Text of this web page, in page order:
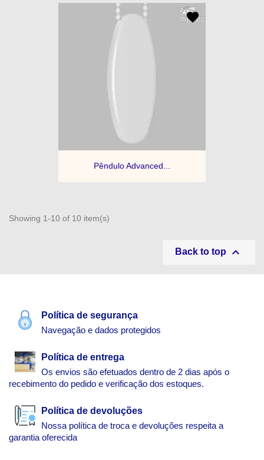
Pêndulo Advanced...
Showing 1-10 of 10 item(s)
Back to top 
Política de segurança
Navegação e dados protegidos
Política de entrega
Os envios são efetuados dentro de 2 dias após o
recebimento do pedido e verificação dos estoques.
Política de devoluções
Nossa política de troca e devoluções respeita a
garantia oferecida